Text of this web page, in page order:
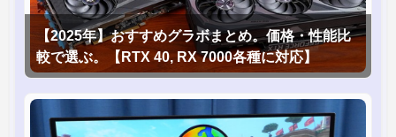
【2025年】おすすめグラボまとめ。価格・性能比
較で選ぶ。【RTX 40, RX 7000各種に対応】